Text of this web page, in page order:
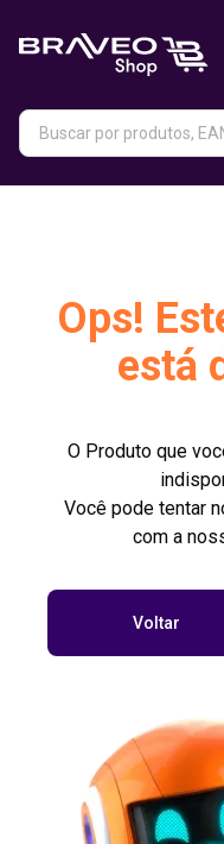
Ops!
está
O Produto que
Você pode tentar
com a
Voltar